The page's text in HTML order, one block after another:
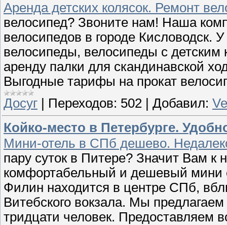
Аренда детских колясок. Ремонт
велосипед? Звоните нам! Наша
велосипедов в городе Кисловодск.
велосипеды, велосипеды с
аренду палки для скандинавской
Выгодные тарифы на прокат
Досуг
Переходов: 502 Добавил:
Койко-место в Петербурге.
Мини-отель в СПб дешево.
пару суток в Питере? Значит Вам к
комфортабельный и дешевый мини
Филин находится в центре СПб,
Витебского вокзала. Мы
тридцати человек. Предоставляем